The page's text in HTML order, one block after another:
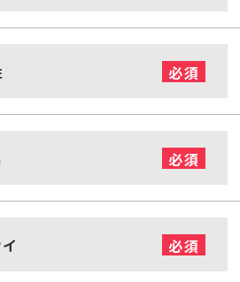
必須
必須
必須